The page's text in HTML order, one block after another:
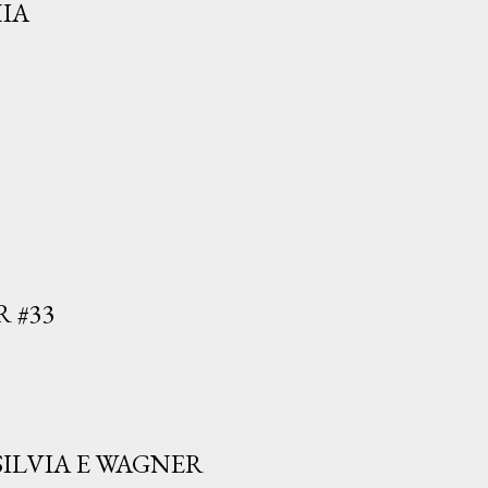
#33
E WAGNER